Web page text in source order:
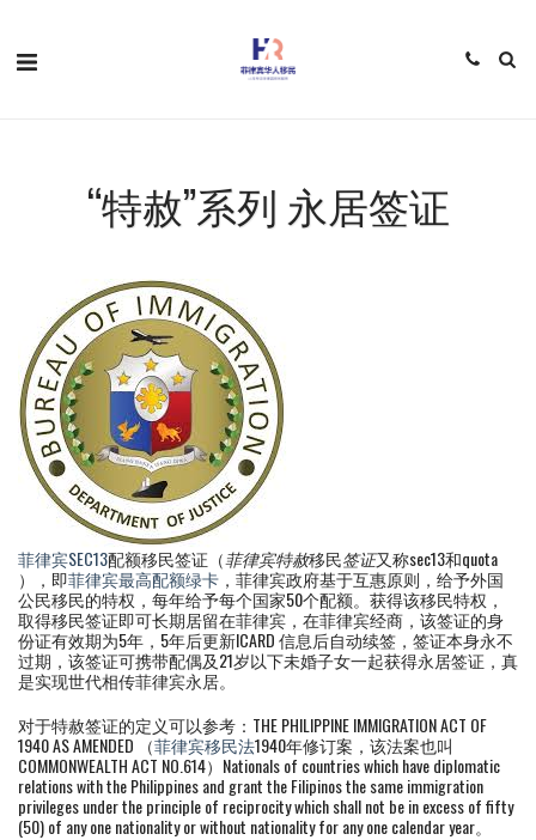
“特赦”系列 永居签证
菲律宾SEC13配额移民签证（菲律宾特赦移民签证又称sec13和quota
），即菲律宾最高配额绿卡 ，菲律宾政府基于互惠原则，给予外国
公民移民的特权，每年给予每个国家50个配额。获得该移民特权，
取得移民签证即可长期居留在菲律宾，在菲律宾经商，该签证的身
份证有效期为5年，5年后更新ICARD 信息后自动续签，签证本身永不
过期，该签证可携带配偶及21岁以下未婚子女一起获得永居签证，真
是实现世代相传菲律宾永居。
对于特赦签证的定义可以参考：THE PHILIPPINE IMMIGRATION ACT OF
1940 AS AMENDED （菲律宾移民法1940年修订案，该法案也叫
COMMONWEALTH ACT NO.614）Nationals of countries which have diplomatic
relations with the Philippines and grant the Filipinos the same immigration
privileges under the principle of reciprocity which shall not be in excess of fifty
(50) of any one nationality or without nationality for any one calendar year。